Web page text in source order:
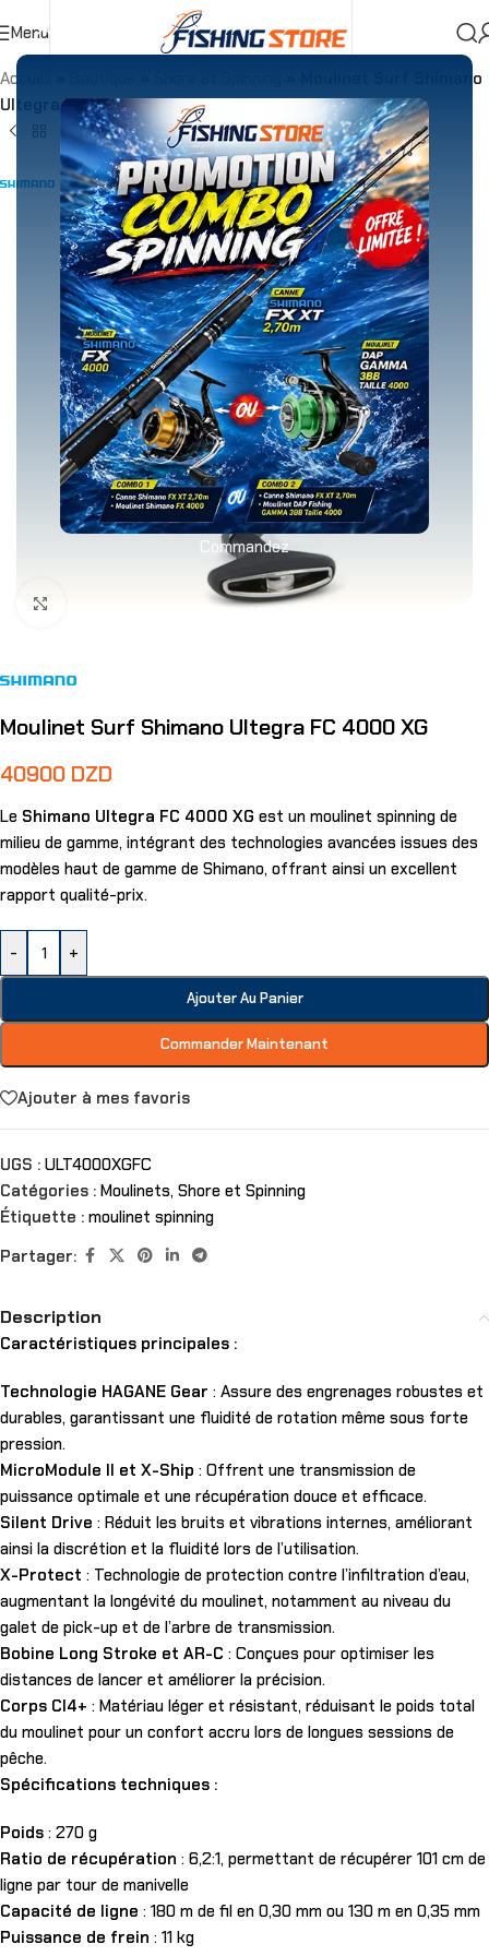
Commandez
Menu
Accueil
Moulinet Surf Shimano
Ultegra FC 4000 XG
Moulinet Surf Shimano Ultegra FC 4000 XG
40900 DZD
Le Shimano Ultegra FC 4000 XG est un moulinet spinning de
milieu de gamme, intégrant des technologies avancées issues des
modèles haut de gamme de Shimano, offrant ainsi un excellent
rapport qualité-prix.
- +
Ajouter Au Panier
Commander Maintenant
Ajouter à mes favoris
UGS : ULT4000XGFC
Catégories : Moulinets, Shore et Spinning
Étiquette : moulinet spinning
Partager:
Description
Caractéristiques principales :
Technologie HAGANE Gear : Assure des engrenages robustes et
durables, garantissant une fluidité de rotation même sous forte
pression.
MicroModule II et X-Ship : Offrent une transmission de
puissance optimale et une récupération douce et efficace.
Silent Drive : Réduit les bruits et vibrations internes, améliorant
ainsi la discrétion et la fluidité lors de l’utilisation.
X-Protect : Technologie de protection contre l’infiltration d’eau,
augmentant la longévité du moulinet, notamment au niveau du
galet de pick-up et de l’arbre de transmission.
Bobine Long Stroke et AR-C : Conçues pour optimiser les
distances de lancer et améliorer la précision.
Corps CI4+ : Matériau léger et résistant, réduisant le poids total
du moulinet pour un confort accru lors de longues sessions de
pêche.
Spécifications techniques :
Poids : 270 g
Ratio de récupération : 6,2:1, permettant de récupérer 101 cm de
ligne par tour de manivelle
Capacité de ligne : 180 m de fil en 0,30 mm ou 130 m en 0,35 mm
Puissance de frein : 11 kg